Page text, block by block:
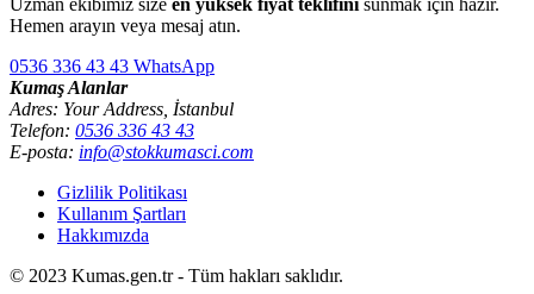
Uzman ekibimiz size en yüksek fiyat teklifini sunmak için hazır.
Hemen arayın veya mesaj atın.
0536 336 43 43 WhatsApp
Kumaş Alanlar
Adres: Your Address, İstanbul
Telefon: 0536 336 43 43
E-posta: info@stokkumasci.com
Gizlilik Politikası
Kullanım Şartları
Hakkımızda
© 2023 Kumas.gen.tr - Tüm hakları saklıdır.